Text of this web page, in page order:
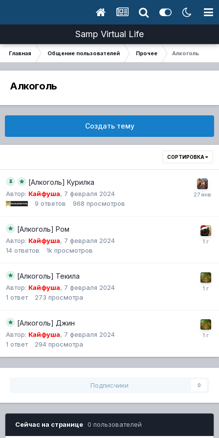
Samp Virtual Life
Главная Общение пользователей Прочее Алкоголь
Алкоголь
Создать тему
СОРТИРОВКА
[Алкоголь] Курилка
Автор: Кайфуша, 7 февраля 2024
9 ответов 968 просмотров
[Алкоголь] Ром
Автор: Кайфуша, 7 февраля 2024
14 ответов 1k просмотров
[Алкоголь] Текила
Автор: Кайфуша, 7 февраля 2024
1 ответ 273 просмотра
[Алкоголь] Джин
Автор: Кайфуша, 7 февраля 2024
1 ответ 294 просмотра
Подписчики 0
Сейчас на странице 0 пользователей